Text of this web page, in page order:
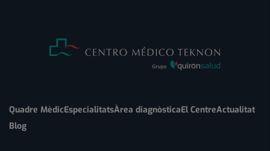
Quadre MèdicEspecialitatsÀrea diagnòsticaEl CentreActualitat
Blog